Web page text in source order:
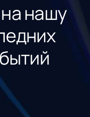
нашу